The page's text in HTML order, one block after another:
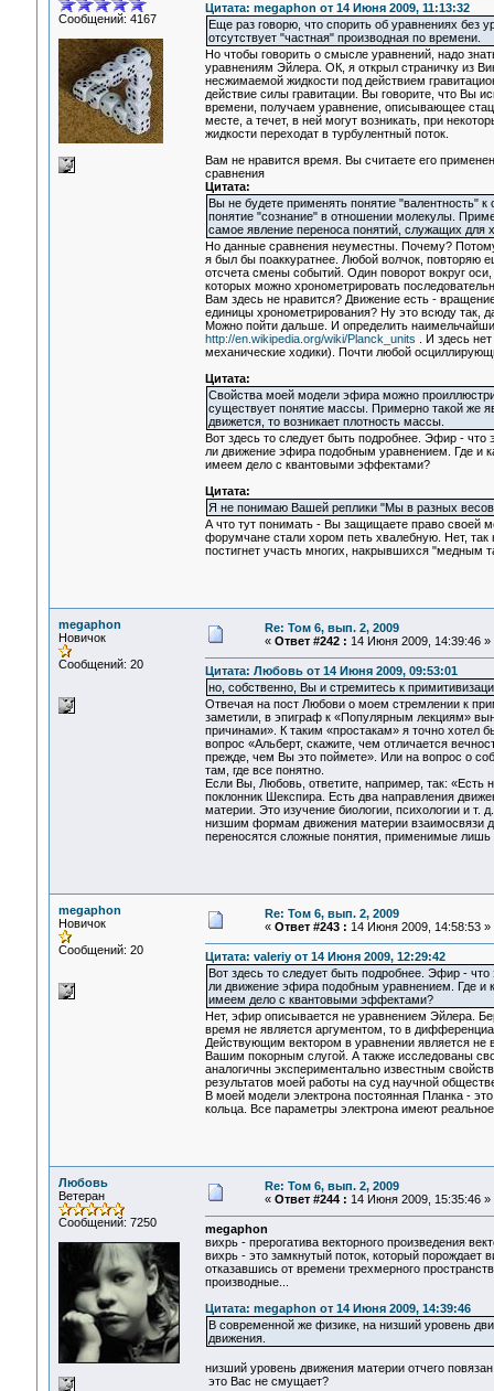
Сообщений: 4167
Цитата: megaphon от 14 Июня 2009, 11:13:32
Еще раз говорю, что спорить об уравнениях без
отсутствует "частная" производная по времени.
Но чтобы говорить о смысле уравнений, надо
уравнениям Эйлера. ОК, я открыл страничку из
несжимаемой жидкости под действием
действие силы гравитации. Вы говорите, что Вы
времени, получаем уравнение, описывающее
месте, а течет, в ней могут возникать, при
жидкости переходат в турбулентный поток.
Вам не нравится время. Вы считаете его
сравнения
Цитата:
Вы не будете применять понятие "валентность"
понятие "сознание" в отношении молекулы.
самое явление переноса понятий, служащих для
Но данные сравнения неуместны. Почему? Потому
я был бы поаккуратнее. Любой волчок, повторяю
отсчета смены событий. Один поворот вокруг
которых можно хронометрировать
Вам здесь не нравится? Движение есть -
единицы хронометрирования? Ну это всюду так,
Можно пойти дальше. И определить
http://en.wikipedia.org/wiki/Planck_units . И здесь
механические ходики). Почти любой
Цитата:
Свойства моей модели эфира можно
существует понятие массы. Примерно такой же
движется, то возникает плотность массы.
Вот здесь то следует быть подробнее. Эфир -
ли движение эфира подобным уравнением. Где и
имеем дело с квантовыми эффектами?
Цитата:
Я не понимаю Вашей реплики "Мы в разных
А что тут понимать - Вы защищаете право своей
форумчане стали хором петь хвалебную. Нет,
постигнет участь многих, накрывшихся "медным
megaphon
Новичок
Сообщений: 20
Re: Том 6, вып. 2, 2009
« Ответ #242 : 14 Июня 2009, 14:39:46 »
Цитата: Любовь от 14 Июня 2009, 09:53:01
но, собственно, Вы и стремитесь к
Отвечая на пост Любови о моем стремлении к
заметили, в эпиграф к «Популярным лекциям»
причинами». К таким «простакам» я точно
вопрос «Альберт, скажите, чем отличается
прежде, чем Вы это поймете». Или на вопрос о
там, где все понятно.
Если Вы, Любовь, ответите, например, так:
поклонник Шекспира. Есть два направления
материи. Это изучение биологии, психологии и
низшим формам движения материи взаимосвязи
переносятся сложные понятия, применимые
megaphon
Новичок
Сообщений: 20
Re: Том 6, вып. 2, 2009
« Ответ #243 : 14 Июня 2009, 14:58:53 »
Цитата: valeriy от 14 Июня 2009, 12:29:42
Вот здесь то следует быть подробнее. Эфир -
ли движение эфира подобным уравнением. Где и
имеем дело с квантовыми эффектами?
Нет, эфир описывается не уравнением Эйлера.
время не является аргументом, то в
Действующим вектором в уравнении является не
Вашим покорным слугой. А также исследованы
аналогичны экспериментально известным
результатов моей работы на суд научной
В моей модели электрона постоянная Планка -
кольца. Все параметры электрона имеют
Любовь
Ветеран
Сообщений: 7250
Re: Том 6, вып. 2, 2009
« Ответ #244 : 14 Июня 2009, 15:35:46 »
megaphon
вихрь - прерогатива векторного произведения
вихрь - это замкнутый поток, который порождает
отказавшись от времени трехмерного
производные...
Цитата: megaphon от 14 Июня 2009, 14:39:46
В современной же физике, на низший уровень
движения.
низший уровень движения материи отчего
это Вас не смущает?